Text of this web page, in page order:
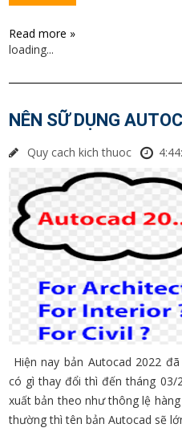
Read more »
loading...
NÊN SỮ DỤNG
Quy cach kich thuoc
Hiện nay bản Autocad 2022
có gì thay đổi thì đến tháng 03/
xuất bản theo như thông lệ
thường thì tên bản Autocad sẽ